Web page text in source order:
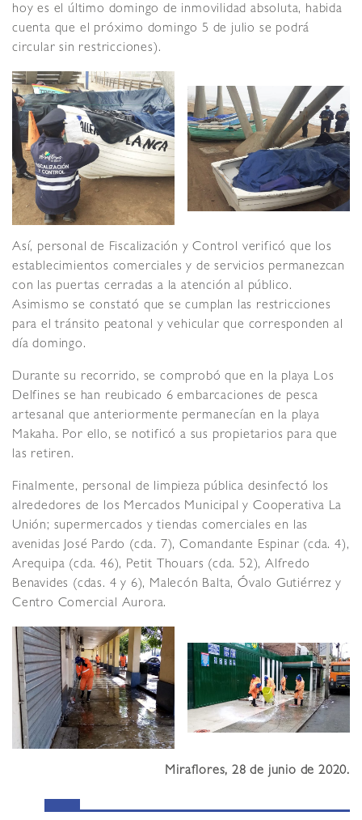
hoy es el último domingo de inmovilidad absoluta, habida
cuenta que el próximo domingo 5 de julio se podrá
circular sin restricciones).
Así, personal de Fiscalización y Control verificó que los
establecimientos comerciales y de servicios permanezcan
con las puertas cerradas a la atención al público.
Asimismo se constató que se cumplan las restricciones
para el tránsito peatonal y vehicular que corresponden al
día domingo.
Durante su recorrido, se comprobó que en la playa Los
Delfines se han reubicado 6 embarcaciones de pesca
artesanal que anteriormente permanecían en la playa
Makaha. Por ello, se notificó a sus propietarios para que
las retiren.
Finalmente, personal de limpieza pública desinfectó los
alrededores de los Mercados Municipal y Cooperativa La
Unión; supermercados y tiendas comerciales en las
avenidas José Pardo (cda. 7), Comandante Espinar (cda. 4),
Arequipa (cda. 46), Petit Thouars (cda. 52), Alfredo
Benavides (cdas. 4 y 6), Malecón Balta, Óvalo Gutiérrez y
Centro Comercial Aurora.
Miraflores, 28 de junio de 2020.